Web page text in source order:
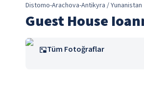
Distomo-Arachova-Antikyra / Yunanistan
Guest House
Tüm Fotoğraflar